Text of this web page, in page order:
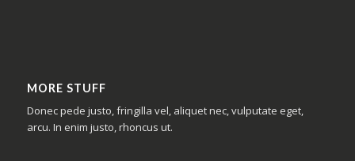
MORE STUFF
Donec pede justo, fringilla vel, aliquet nec, vulputate eget,
arcu. In enim justo, rhoncus ut.